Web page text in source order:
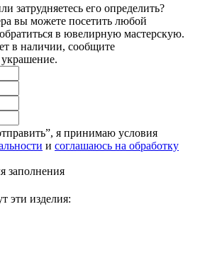
затрудняетесь его определить?
вы можете посетить любой
в ювелирную мастерскую.
в наличии, сообщите
я принимаю условия
и соглашаюсь на обработку
заполнения
эти изделия: